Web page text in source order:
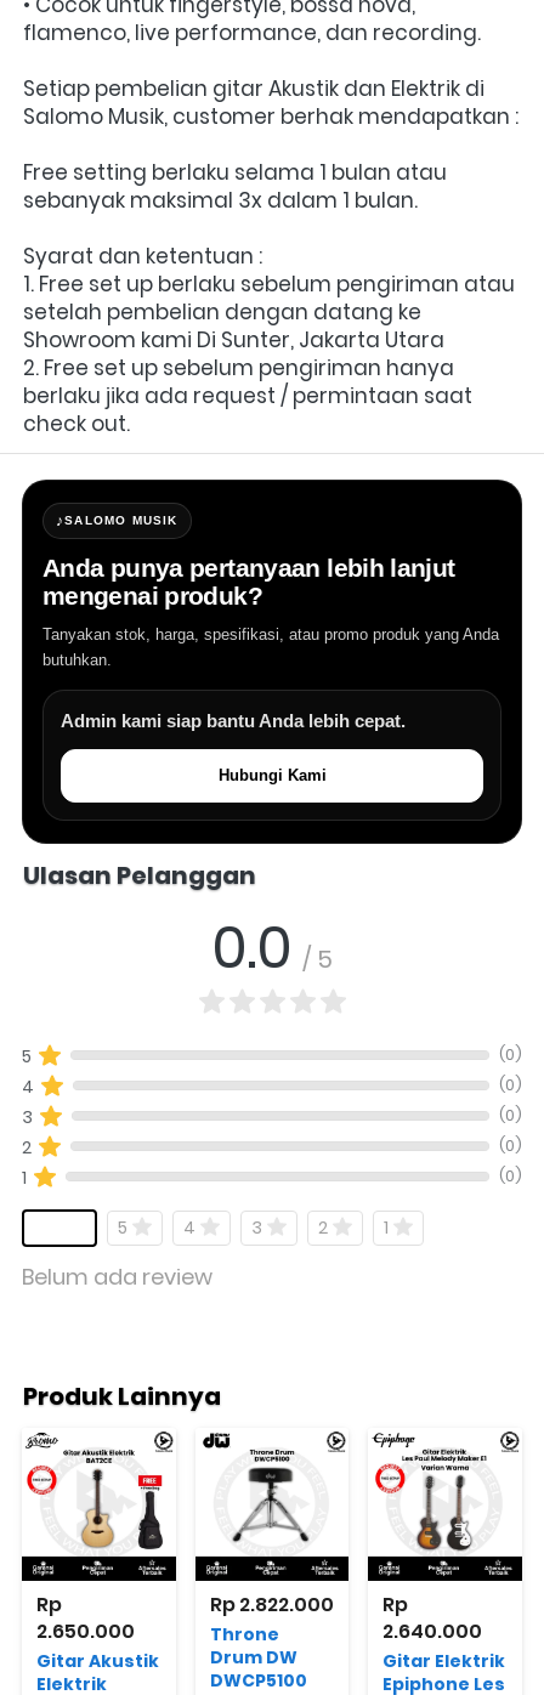
flamenco, live performance, dan recording.
Setiap pembelian gitar Akustik dan Elektrik di
Salomo Musik, customer berhak mendapatkan :
Free setting berlaku selama 1 bulan atau
sebanyak maksimal 3x dalam 1 bulan.
Syarat dan ketentuan :
1. Free set up berlaku sebelum pengiriman atau
setelah pembelian dengan datang ke
Showroom kami Di Sunter, Jakarta Utara
2. Free set up sebelum pengiriman hanya
berlaku jika ada request / permintaan saat
check out.
♪SALOMO MUSIK
Anda punya pertanyaan lebih lanjut
mengenai produk?
Tanyakan stok, harga, spesifikasi, atau promo produk yang Anda
butuhkan.
Admin kami siap bantu Anda lebih cepat.
Hubungi Kami
Ulasan Pelanggan
0.0 / 5
5 (0)
4 (0)
3 (0)
2 (0)
1 (0)
5 4 3 2 1
Belum ada review
Produk Lainnya
Rp
2.650.000
Gitar Akustik
Elektrik
Rp 2.822.000
Throne
Drum DW
DWCP5100
Rp
2.640.000
Gitar Elektrik
Epiphone Les